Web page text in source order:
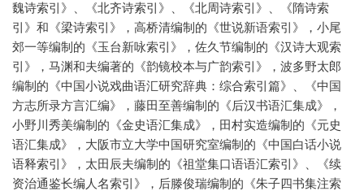
魏诗索引》、《北齐诗索引》、《北周诗索引》、《隋诗索
引》和《梁诗索引》，高桥清编制的《世说新语索引》，小尾
郊一等编制的《玉台新咏索引》，佐久节编制的《汉诗大观索
引》，马渊和夫编著的《韵镜校本与广韵索引》，波多野太郎
编制的《中国小说戏曲语汇研究辞典：综合索引篇》、《中国
方志所录方言汇编》，藤田至善编制的《后汉书语汇集成》，
小野川秀美编制的《金史语汇集成》，田村实造编制的《元史
语汇集成》，大阪市立大学中国研究室编制的《中国白话小说
语释索引》，太田辰夫编制的《祖堂集口语语汇索引》、《续
资治通鉴长编人名索引》，后滕俊瑞编制的《朱子四书集注索